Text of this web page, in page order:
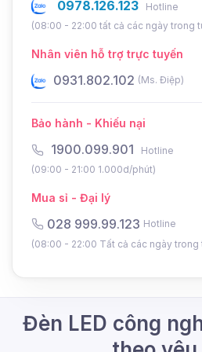
DM14] chính là lựa chọn
tuyến đường giao thông.
0978.126.123
Hotline
(08:00 - 22:00 tất cả các ngày trong
Nhân viên hỗ trợ trực tuyến
0931.802.102 (Ms. Điệp)
Bảo hành - Khiếu nại
1900.099.901
Hotline
(09:00 - 21:00 1.000d/phút)
Mua sỉ - Đại lý
028 999.99.123 Hotline
(08:00 - 22:00 Tất cả các ngày trong
Đèn LED công